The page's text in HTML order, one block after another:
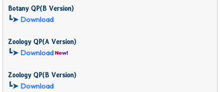
Botany QP(B Version)
┗➤ Download
Zoology QP(A Version)
┗➤ Download
Zoology QP(B Version)
┗➤ Download